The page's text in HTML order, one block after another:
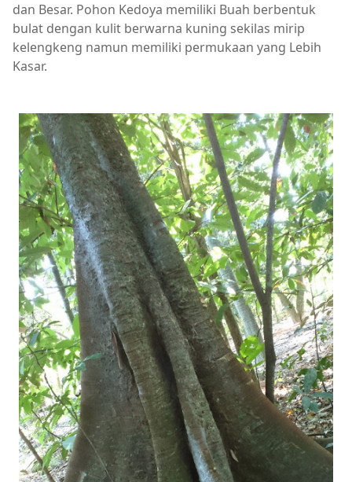
dan Besar. Pohon Kedoya memiliki Buah berbentuk
bulat dengan kulit berwarna kuning sekilas mirip
kelengkeng namun memiliki permukaan yang Lebih
Kasar.